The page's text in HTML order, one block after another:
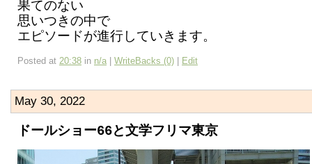
果てのない
思いつきの中で
エピソードが進行していきます。
Posted at 20:38 in n/a WriteBacks (0) Edit
May 30, 2022
ドールショー66と文学フリマ東京